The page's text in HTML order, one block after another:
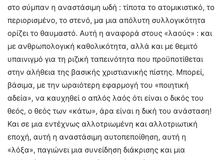
στο σύμπαν η αναστάσιμη ωδή : τίποτα το ατομικιστικό, το
περιορισμένο, το στενό, μα μια απόλυτη συλλογικότητα
ορίζει το θαυμαστό. Αυτή η αναφορά στους «λαούς» : και
με ανθρωπολογική καθολικότητα, αλλά και με θεμιτό
υπαινιγμό για τη ριζική ταπεινότητα που προϋποτίθεται
στην αλήθεια της βασικής χριστιανικής πίστης. Μπορεί,
βάσιμα, με την ωραιότερη εφαρμογή του «ποιητική
αδεία», να καυχηθεί ο απλός λαός ότι είναι ο δικός του
θεός, ο θεός των «κάτω», άρα είναι η δική του ανάσταση!
Και σε μια εντέχνως αλλοτριωμένη και αλλοτριωτική
εποχή, αυτή η αναστάσιμη αυτοπεποίθηση, αυτή η
«λόξα», παγιώνει μια συνείδηση διάκρισης και μια